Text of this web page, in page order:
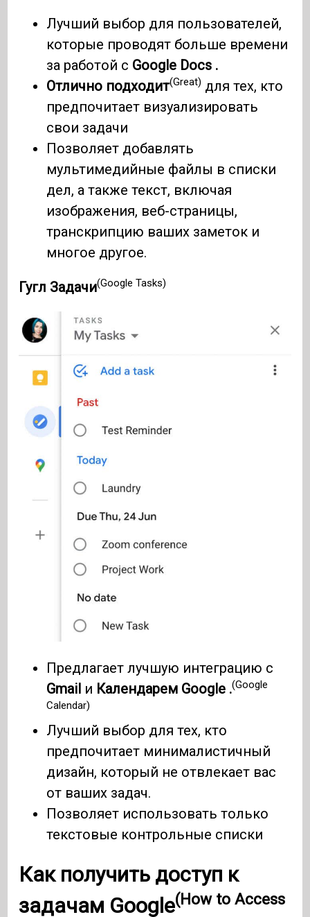
Лучший выбор для пользователей,
которые проводят больше времени
за работой с Google Docs .
Отлично подходит(Great) для тех, кто
предпочитает визуализировать
свои задачи
Позволяет добавлять
мультимедийные файлы в списки
дел, а также текст, включая
изображения, веб-страницы,
транскрипцию ваших заметок и
многое другое.
Гугл Задачи(Google Tasks)
Предлагает лучшую интеграцию с
Gmail и Календарем Google .(Google
Calendar)
Лучший выбор для тех, кто
предпочитает минималистичный
дизайн, который не отвлекает вас
от ваших задач.
Позволяет использовать только
текстовые контрольные списки
Как получить доступ к
задачам Google(How to Access